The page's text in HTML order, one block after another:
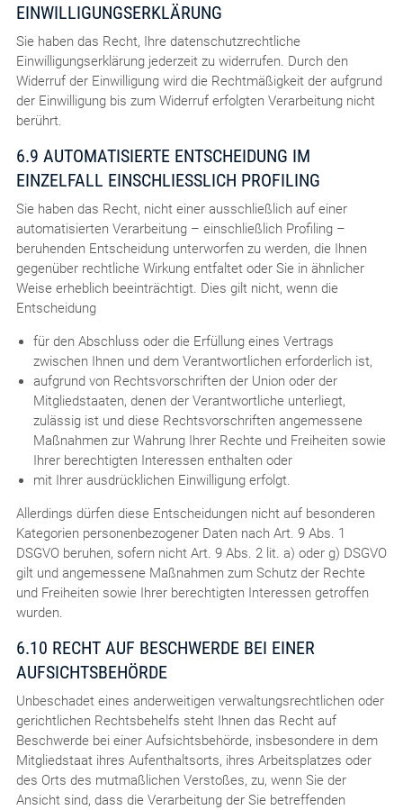
EINWILLIGUNGSERKLÄRUNG
Sie haben das Recht, Ihre datenschutzrechtliche
Einwilligungserklärung jederzeit zu widerrufen. Durch den
Widerruf der Einwilligung wird die Rechtmäßigkeit der aufgrund
der Einwilligung bis zum Widerruf erfolgten Verarbeitung nicht
berührt.
6.9 AUTOMATISIERTE ENTSCHEIDUNG IM
EINZELFALL EINSCHLIESSLICH PROFILING
Sie haben das Recht, nicht einer ausschließlich auf einer
automatisierten Verarbeitung – einschließlich Profiling –
beruhenden Entscheidung unterworfen zu werden, die Ihnen
gegenüber rechtliche Wirkung entfaltet oder Sie in ähnlicher
Weise erheblich beeinträchtigt. Dies gilt nicht, wenn die
Entscheidung
für den Abschluss oder die Erfüllung eines Vertrags
zwischen Ihnen und dem Verantwortlichen erforderlich ist,
aufgrund von Rechtsvorschriften der Union oder der
Mitgliedstaaten, denen der Verantwortliche unterliegt,
zulässig ist und diese Rechtsvorschriften angemessene
Maßnahmen zur Wahrung Ihrer Rechte und Freiheiten sowie
Ihrer berechtigten Interessen enthalten oder
mit Ihrer ausdrücklichen Einwilligung erfolgt.
Allerdings dürfen diese Entscheidungen nicht auf besonderen
Kategorien personenbezogener Daten nach Art. 9 Abs. 1
DSGVO beruhen, sofern nicht Art. 9 Abs. 2 lit. a) oder g) DSGVO
gilt und angemessene Maßnahmen zum Schutz der Rechte
und Freiheiten sowie Ihrer berechtigten Interessen getroffen
wurden.
6.10 RECHT AUF BESCHWERDE BEI EINER
AUFSICHTSBEHÖRDE
Unbeschadet eines anderweitigen verwaltungsrechtlichen oder
gerichtlichen Rechtsbehelfs steht Ihnen das Recht auf
Beschwerde bei einer Aufsichtsbehörde, insbesondere in dem
Mitgliedstaat ihres Aufenthaltsorts, ihres Arbeitsplatzes oder
des Orts des mutmaßlichen Verstoßes, zu, wenn Sie der
Ansicht sind, dass die Verarbeitung der Sie betreffenden